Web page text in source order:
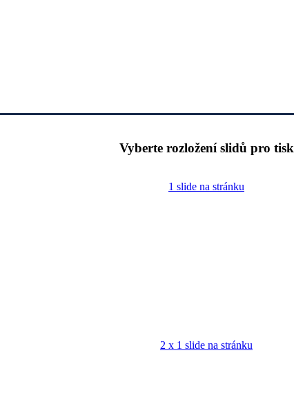
Vyberte rozložení slidů pro tisk
1 slide na stránku
2 x 1 slide na stránku